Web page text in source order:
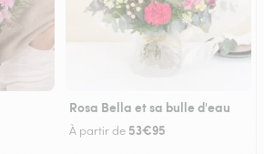
Rosa Bella et sa bulle d'eau
À partir de 53€95